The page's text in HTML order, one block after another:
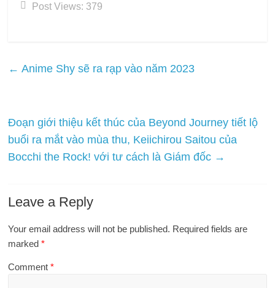
Post Views: 379
← Anime Shy sẽ ra rạp vào năm 2023
Đoạn giới thiệu kết thúc của Beyond Journey tiết lộ
buổi ra mắt vào mùa thu, Keiichirou Saitou của
Bocchi the Rock! với tư cách là Giám đốc →
Leave a Reply
Your email address will not be published. Required fields are
marked*
Comment*